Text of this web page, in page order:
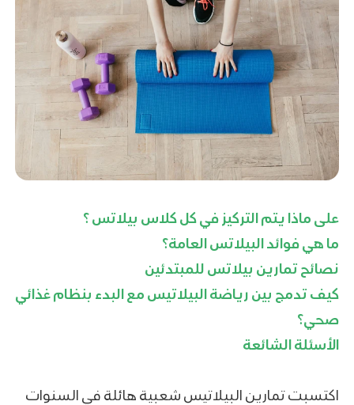
على ماذا يتم التركيز في كل كلاس بيلاتس ؟
ما هي فوائد البيلاتس العامة؟
نصائح تمارين بيلاتس للمبتدئين
كيف تدمج بين رياضة البيلاتيس مع البدء بنظام غذائي
صحي؟
الأسئلة الشائعة
اكتسبت تمارين البيلاتيس شعبية هائلة في السنوات